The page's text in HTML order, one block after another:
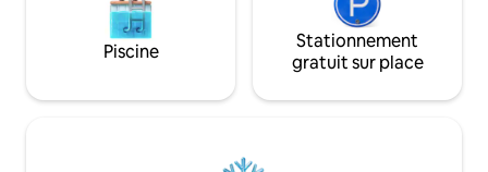
Piscine
Stationnement
gratuit sur place